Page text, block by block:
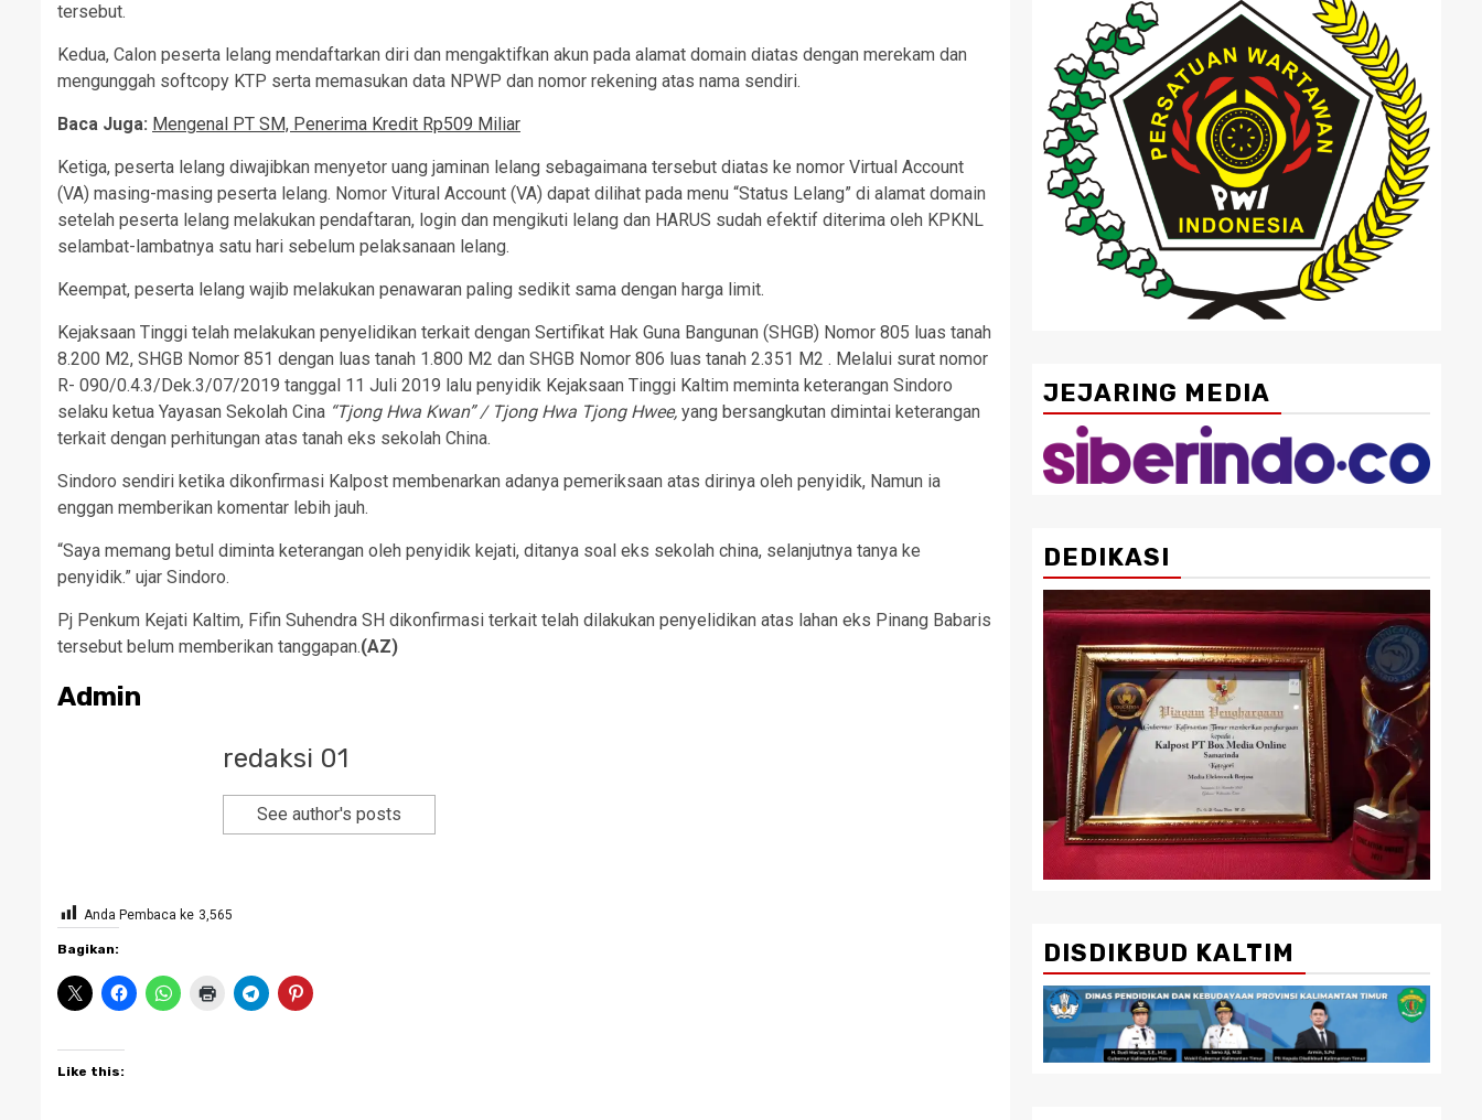
tersebut.
Kedua, Calon peserta lelang mendaftarkan diri dan mengaktifkan akun pada alamat domain diatas dengan merekam dan
mengunggah softcopy KTP serta memasukan data NPWP dan nomor rekening atas nama sendiri.
Baca Juga: Mengenal PT SM, Penerima Kredit Rp509 Miliar
Ketiga, peserta lelang diwajibkan menyetor uang jaminan lelang sebagaimana tersebut diatas ke nomor Virtual Account
(VA) masing-masing peserta lelang. Nomor Vitural Account (VA) dapat dilihat pada menu “Status Lelang” di alamat domain
setelah peserta lelang melakukan pendaftaran, login dan mengikuti lelang dan HARUS sudah efektif diterima oleh KPKNL
selambat-lambatnya satu hari sebelum pelaksanaan lelang.
Keempat, peserta lelang wajib melakukan penawaran paling sedikit sama dengan harga limit.
Kejaksaan Tinggi telah melakukan penyelidikan terkait dengan Sertifikat Hak Guna Bangunan (SHGB) Nomor 805 luas tanah
8.200 M2, SHGB Nomor 851 dengan luas tanah 1.800 M2 dan SHGB Nomor 806 luas tanah 2.351 M2 . Melalui surat nomor
R- 090/0.4.3/Dek.3/07/2019 tanggal 11 Juli 2019 lalu penyidik Kejaksaan Tinggi Kaltim meminta keterangan Sindoro
selaku ketua Yayasan Sekolah Cina “Tjong Hwa Kwan” / Tjong Hwa Tjong Hwee, yang bersangkutan dimintai keterangan
terkait dengan perhitungan atas tanah eks sekolah China.
Sindoro sendiri ketika dikonfirmasi Kalpost membenarkan adanya pemeriksaan atas dirinya oleh penyidik, Namun ia
enggan memberikan komentar lebih jauh.
“Saya memang betul diminta keterangan oleh penyidik kejati, ditanya soal eks sekolah china, selanjutnya tanya ke
penyidik.” ujar Sindoro.
Pj Penkum Kejati Kaltim, Fifin Suhendra SH dikonfirmasi terkait telah dilakukan penyelidikan atas lahan eks Pinang Babaris
tersebut belum memberikan tanggapan.(AZ)
Admin
redaksi 01
See author's posts
Anda Pembaca ke 3,565
Bagikan:
Like this:
JEJARING MEDIA
DEDIKASI
DISDIKBUD KALTIM